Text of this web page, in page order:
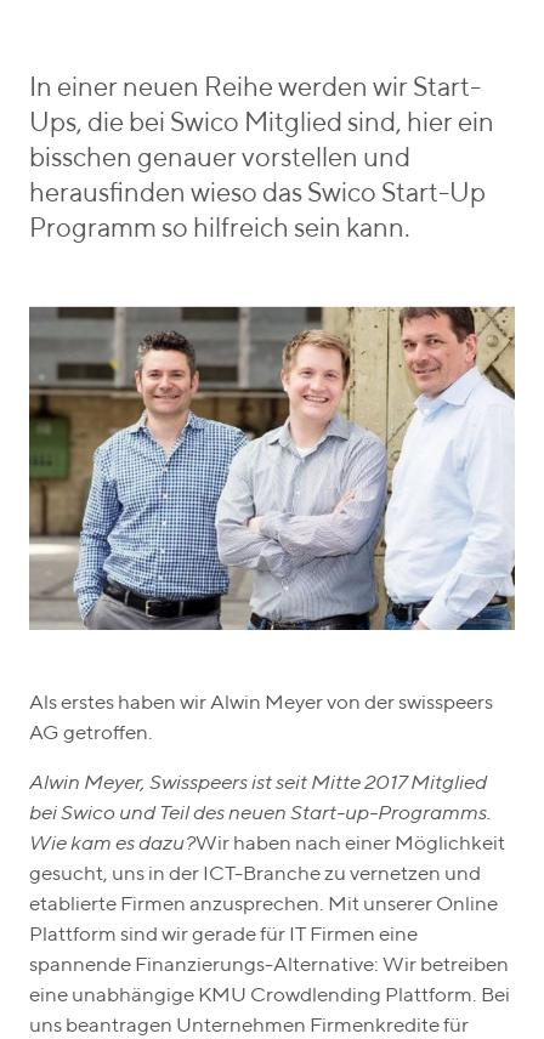
e
n
_
o
n
i
e
s
In einer neuen Reihe werden wir Start-
Ups, die bei Swico Mitglied sind, hier ein
bisschen genauer vorstellen und
herausfinden wieso das Swico Start-Up
Programm so hilfreich sein kann.
Als erstes haben wir Alwin Meyer von der swisspeers
AG getroffen.
Alwin Meyer, Swisspeers ist seit Mitte 2017 Mitglied
bei Swico und Teil des neuen Start-up-Programms.
Wie kam es dazu?Wir haben nach einer Möglichkeit
gesucht, uns in der ICT-Branche zu vernetzen und
etablierte Firmen anzusprechen. Mit unserer Online
Plattform sind wir gerade für IT Firmen eine
spannende Finanzierungs-Alternative: Wir betreiben
eine unabhängige KMU Crowdlending Plattform. Bei
uns beantragen Unternehmen Firmenkredite für